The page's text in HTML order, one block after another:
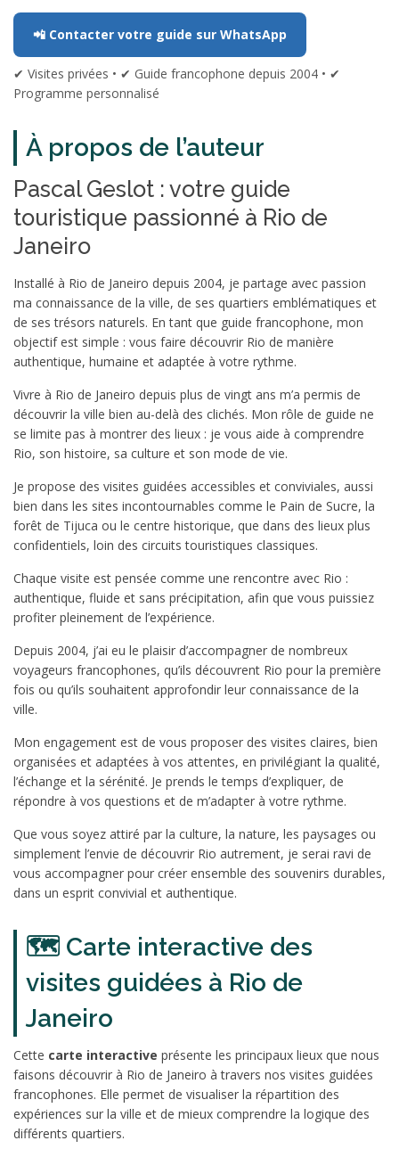
📲 Contacter votre guide sur WhatsApp
✔ Visites privées • ✔ Guide francophone depuis 2004 • ✔
Programme personnalisé
À propos de l’auteur
Pascal Geslot : votre guide
touristique passionné à Rio de
Janeiro
Installé à Rio de Janeiro depuis 2004, je partage avec passion
ma connaissance de la ville, de ses quartiers emblématiques et
de ses trésors naturels. En tant que guide francophone, mon
objectif est simple : vous faire découvrir Rio de manière
authentique, humaine et adaptée à votre rythme.
Vivre à Rio de Janeiro depuis plus de vingt ans m’a permis de
découvrir la ville bien au-delà des clichés. Mon rôle de guide ne
se limite pas à montrer des lieux : je vous aide à comprendre
Rio, son histoire, sa culture et son mode de vie.
Je propose des visites guidées accessibles et conviviales, aussi
bien dans les sites incontournables comme le Pain de Sucre, la
forêt de Tijuca ou le centre historique, que dans des lieux plus
confidentiels, loin des circuits touristiques classiques.
Chaque visite est pensée comme une rencontre avec Rio :
authentique, fluide et sans précipitation, afin que vous puissiez
profiter pleinement de l’expérience.
Depuis 2004, j’ai eu le plaisir d’accompagner de nombreux
voyageurs francophones, qu’ils découvrent Rio pour la première
fois ou qu’ils souhaitent approfondir leur connaissance de la
ville.
Mon engagement est de vous proposer des visites claires, bien
organisées et adaptées à vos attentes, en privilégiant la qualité,
l’échange et la sérénité. Je prends le temps d’expliquer, de
répondre à vos questions et de m’adapter à votre rythme.
Que vous soyez attiré par la culture, la nature, les paysages ou
simplement l’envie de découvrir Rio autrement, je serai ravi de
vous accompagner pour créer ensemble des souvenirs durables,
dans un esprit convivial et authentique.
🗺️ Carte interactive des
visites guidées à Rio de
Janeiro
Cette carte interactive présente les principaux lieux que nous
faisons découvrir à Rio de Janeiro à travers nos visites guidées
francophones. Elle permet de visualiser la répartition des
expériences sur la ville et de mieux comprendre la logique des
différents quartiers.